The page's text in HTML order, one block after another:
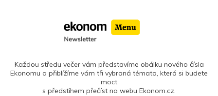
Každou středu večer vám představíme obálku nového čísla
Ekonomu a přiblížíme vám tři vybraná témata, která si budete
moct
s předstihem přečíst na webu Ekonom.cz.